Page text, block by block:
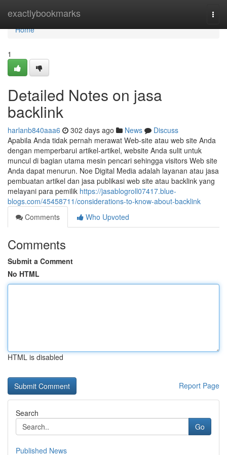
exactlybookmarks
Home
Home
1
Detailed Notes on jasa
backlink
harlanb840aaa6 302 days ago News
Discuss
Apabila Anda tidak pernah merawat Web-site atau web site Anda
dengan memperbarui artikel-artikel, website Anda sulit untuk
muncul di bagian utama mesin pencari sehingga visitors Web site
Anda dapat menurun. Noe Digital Media adalah layanan atau jasa
pembuatan artikel dan jasa publikasi web site atau backlink yang
melayani para pemilik https://jasablogroll07417.blue-
blogs.com/45458711/considerations-to-know-about-backlink
Comments
Who Upvoted
Comments
Submit a Comment
No HTML
HTML is disabled
Report Page
Search
Go
Published News